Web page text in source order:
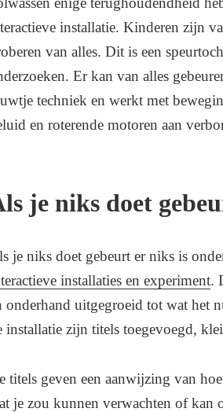
installatie. Kinderen zijn
van alles. Dit is een
Er kan van alles
techniek en werkt met
en roterende motoren aan
je niks doet
je niks doet gebeurt er niks is
installaties en experiment.
onderhand uitgegroeid tot wat het
installatie zijn titels toegevoegd,
titels geven een aanwijzing van
je zou kunnen verwachten of kan